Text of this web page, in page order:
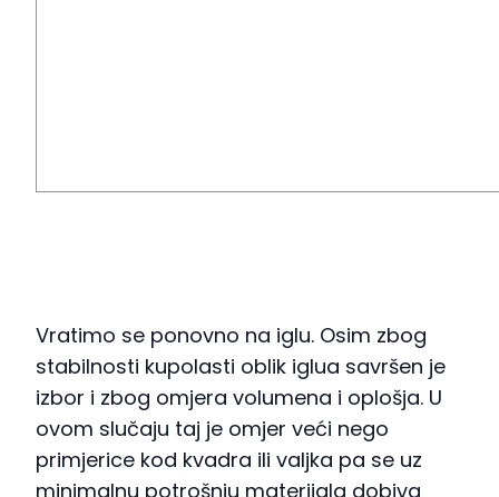
Vratimo se ponovno na iglu. Osim zbog
stabilnosti kupolasti oblik iglua savršen je
izbor i zbog omjera volumena i oplošja. U
ovom slučaju taj je omjer veći nego
primjerice kod kvadra ili valjka pa se uz
minimalnu potrošnju materijala dobiva